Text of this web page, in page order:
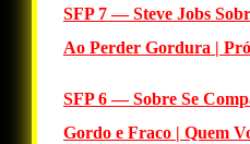
SFP 7 — Steve Jobs
Ao Perder Gordura |
SFP 6 — Sobre Se
Gordo e Fraco | Quem